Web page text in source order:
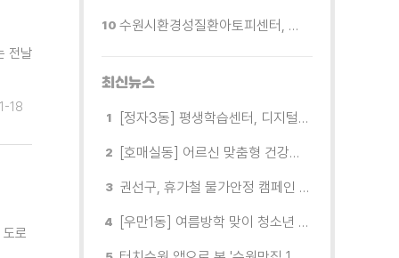
전날
18
로
수원시환경성질환아토피센터, 시민 초청 환경보건 무료공개강좌 참가자 모집
최신뉴스
[정자3동] 평생학습센터, 디지털 생활문해교실 개강
[호매실동] 어르신 맞춤형 건강특화사업 「은빛반짝 실버종이공방」 운영
권선구, 휴가철 물가안정 캠페인 전개
[우만1동] 여름방학 맞이 청소년 유해환경 캠페인 실시